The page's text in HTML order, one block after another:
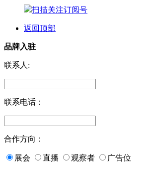
扫描关注订阅号
返回顶部
品牌入驻
联系人:
联系电话：
合作方向：
展会 直播 观察者 广告位